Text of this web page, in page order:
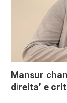
Mansur
direita’ e